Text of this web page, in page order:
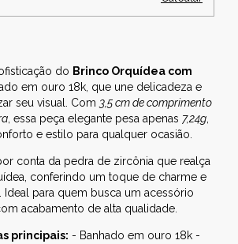
do Brinco Orquídea com
em ouro 18k, que une delicadeza e
seu visual. Com 3,5 cm de comprimento
, essa peça elegante pesa apenas 7,24g,
e estilo para qualquer ocasião.
conta da pedra de zircônia que realça
conferindo um toque de charme e
Ideal para quem busca um acessório
acabamento de alta qualidade.
principais: - Banhado em ouro 18k -